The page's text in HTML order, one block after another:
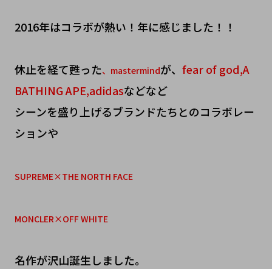
2016年はコラボが熱い！年に感じました！！
休止を経て甦った、mastermindが、 fear of god,A
BATHING APE,adidasなどなど
シーンを盛り上げるブランドたちとのコラボレー
ションや
SUPREME×THE NORTH FACE
MONCLER×OFF WHITE
名作が沢山誕生しました。